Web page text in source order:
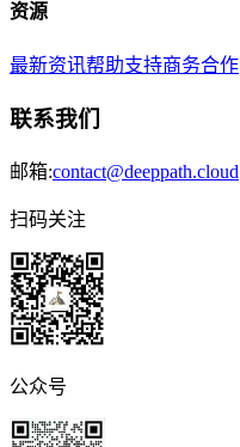
资源
最新资讯帮助支持商务合作
联系我们
邮箱:contact@deeppath.cloud
扫码关注
公众号